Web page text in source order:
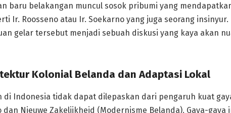
baru belakangan muncul sosok pribumi yang
Ir. Roosseno atau Ir. Soekarno yang juga seorang
gelar tersebut menjadi sebuah diskusi yang kaya akan
Kolonial Belanda dan Adaptasi Lokal
Indonesia tidak dapat dilepaskan dari pengaruh kuat
Nieuwe Zakelijkheid (Modernisme Belanda). Gaya-gaya